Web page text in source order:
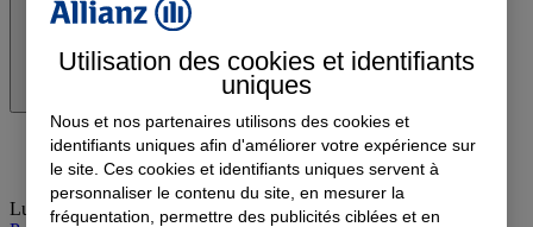
Lundi
Fermé
Utilisation des cookies et identifiants
uniques
Nous et nos partenaires utilisons des cookies et
identifiants uniques afin d'améliorer votre expérience sur
le site. Ces cookies et identifiants uniques servent à
personnaliser le contenu du site, en mesurer la
fréquentation, permettre des publicités ciblées et en